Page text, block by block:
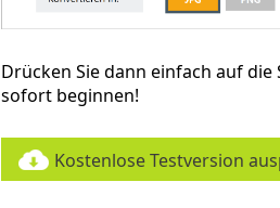
Drücken Sie dann einfach auf die
sofort beginnen!
Kostenlose Testversion